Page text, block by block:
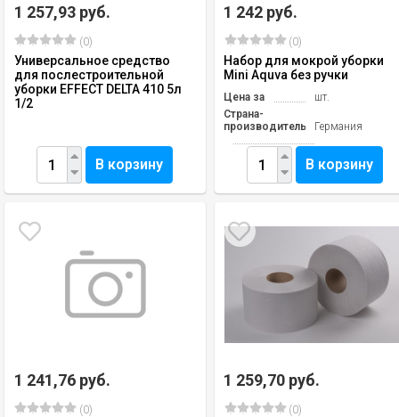
1 257,93 руб.
(0)
Универсальное средство
для послестроительной
уборки EFFECT DELTA 410 5л
1/2
В корзину
1 242 руб.
(0)
Набор для мокрой уборки
Mini Aquva без ручки
Цена за
шт.
Страна-
производитель
Германия
В корзину
1 241,76 руб.
(0)
1 259,70 руб.
(0)